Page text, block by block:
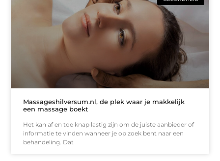
Massageshilversum.nl, de plek waar je makkelijk
een massage boekt
Het kan af en toe knap lastig zijn om de juiste aanbieder of
informatie te vinden wanneer je op zoek bent naar een
behandeling. Dat